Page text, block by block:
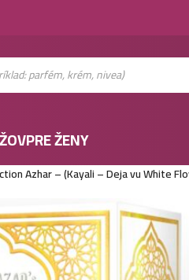
PRE ŽENY
Azhar – (Kayali – Deja vu White